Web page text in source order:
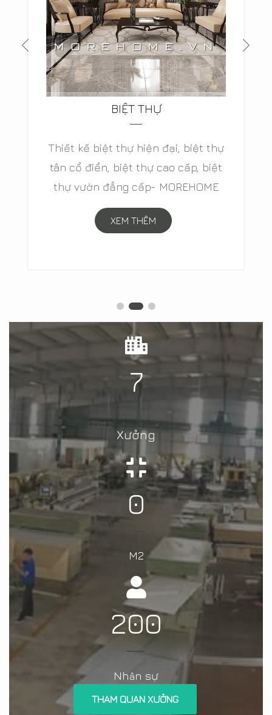
BIỆT THỰ
Thiết kế biệt thự hiện đại, biệt thự
tân cổ điển, biệt thự cao cấp, biệt
thự vườn đẳng cấp- MOREHOME
XEM THÊM
7
Xưởng
0
M2
200
Nhân sự
THAM QUAN XƯỞNG